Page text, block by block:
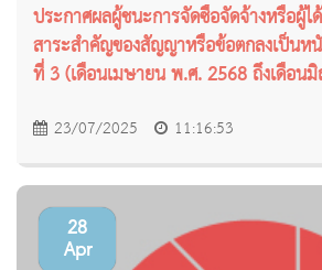
ประกาศผลผู้ชนะการจัดซื้อจัดจ้างหรือผู้ไ
สาระสำคัญของสัญญาหรือข้อตกลงเป็นห
ที่ 3 (เดือนเมษายน พ.ศ. 2568 ถึงเดือน
23/07/2025 11:16:53
28
Apr